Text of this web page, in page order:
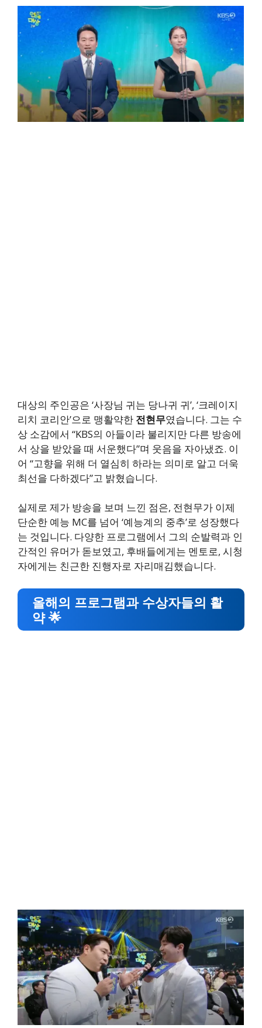
대상의 주인공은 ‘사장님 귀는 당나귀 귀’, ‘크레이지
리치 코리안’으로 맹활약한 전현무였습니다. 그는 수
상 소감에서 “KBS의 아들이라 불리지만 다른 방송에
서 상을 받았을 때 서운했다”며 웃음을 자아냈죠. 이
어 “고향을 위해 더 열심히 하라는 의미로 알고 더욱
최선을 다하겠다”고 밝혔습니다.
실제로 제가 방송을 보며 느낀 점은, 전현무가 이제
단순한 예능 MC를 넘어 ‘예능계의 중추’로 성장했다
는 것입니다. 다양한 프로그램에서 그의 순발력과 인
간적인 유머가 돋보였고, 후배들에게는 멘토로, 시청
자에게는 친근한 진행자로 자리매김했습니다.
올해의 프로그램과 수상자들의 활
약 🌟